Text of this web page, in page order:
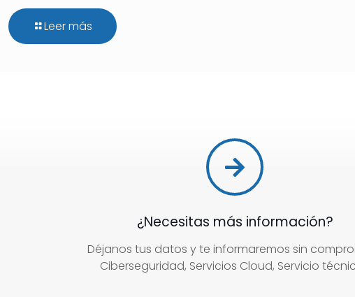
Leer más
¿Necesitas más información?
Déjanos tus datos y te informaremos sin
Ciberseguridad, Servicios Cloud, Servicio